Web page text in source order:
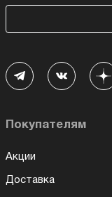
Покупателям
Акции
Доставка